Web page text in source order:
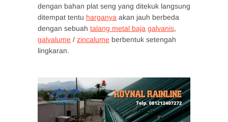
dengan bahan plat seng yang ditekuk langsung
ditempat tentu harganya akan jauh berbeda
dengan sebuah talang metal baja galvanis,
galvalume / zincalume berbentuk setengah
lingkaran.